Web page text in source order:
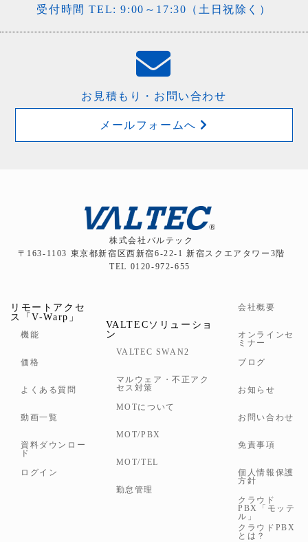
受付時間 TEL: 9:00～17:30（土日祝除く）
お見積もり・お問い合わせ
メールフォームへ
株式会社バルテック
〒163-1103 東京都新宿区西新宿6-22-1 新宿スクエアタワー3階
TEL 0120-972-655
リモートアクセ
ス「V-Warp」
機能
価格
よくある質問
動画一覧
資料ダウンロー
ド
ログイン
VALTECソリューショ
ン
VALTEC SWAN2
マルウェア・不正アク
セス対策
MOTについて
MOT/PBX
MOT/TEL
勤怠管理
会社概要
オンラインセ
ミナー
ブログ
お知らせ
お問い合わせ
免責事項
個人情報保護
方針
クラウド
PBX「モッテ
ル」
クラウドPBX
とは？